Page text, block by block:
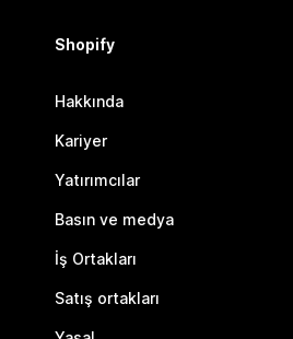
Shopify
Hakkında
Kariyer
Yatırımcılar
Basın ve medya
İş Ortakları
Satış ortakları